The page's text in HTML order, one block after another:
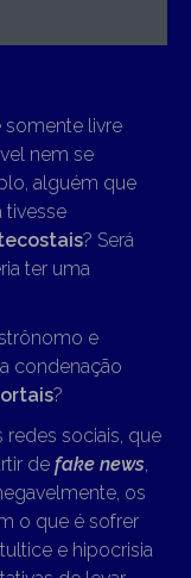
somente livre
nem se
alguém que
tivesse
? Será
ter uma
e
condenação
?
redes sociais, que
de fake news
os
o que é sofrer
e hipocrisia